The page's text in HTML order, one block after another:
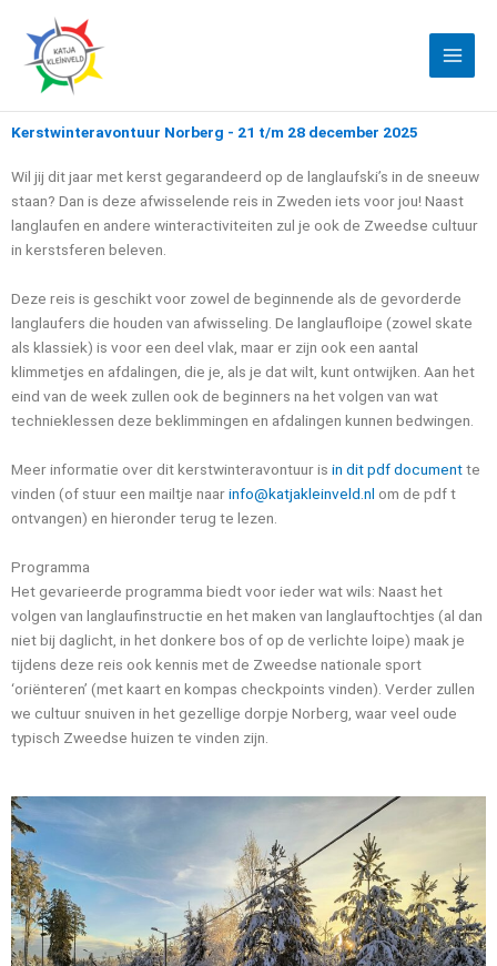
naar
inhoud
Kerstwinteravontuur Norberg - 21 t/m 28 december 2025
Wil jij dit jaar met kerst gegarandeerd op de langlaufski’s in de sneeuw
staan? Dan is deze afwisselende reis in Zweden iets voor jou! Naast
langlaufen en andere winteractiviteiten zul je ook de Zweedse cultuur
in kerstsferen beleven.
Deze reis is geschikt voor zowel de beginnende als de gevorderde
langlaufers die houden van afwisseling. De langlaufloipe (zowel skate
als klassiek) is voor een deel vlak, maar er zijn ook een aantal
klimmetjes en afdalingen, die je, als je dat wilt, kunt ontwijken. Aan het
eind van de week zullen ook de beginners na het volgen van wat
technieklessen deze beklimmingen en afdalingen kunnen bedwingen.
Meer informatie over dit kerstwinteravontuur is in dit pdf documentte
vinden (of stuur een mailtje naarinfo@katjakleinveld.nl om de pdf t
ontvangen) en hieronder terug te lezen.
Programma
Het gevarieerde programma biedt voor ieder wat wils: Naast het
volgen van langlaufinstructie en het maken van langlauftochtjes (al dan
niet bij daglicht, in het donkere bos of op de verlichte loipe) maak je
tijdens deze reis ook kennis met de Zweedse nationale sport
‘oriënteren’ (met kaart en kompas checkpoints vinden). Verder zullen
we cultuur snuiven in het gezellige dorpje Norberg, waar veel oude
typisch Zweedse huizen te vinden zijn.